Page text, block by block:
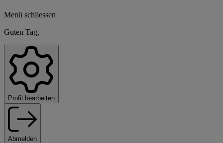
Menü schliessen
Guten Tag,
Profil bearbeiten
Abmelden